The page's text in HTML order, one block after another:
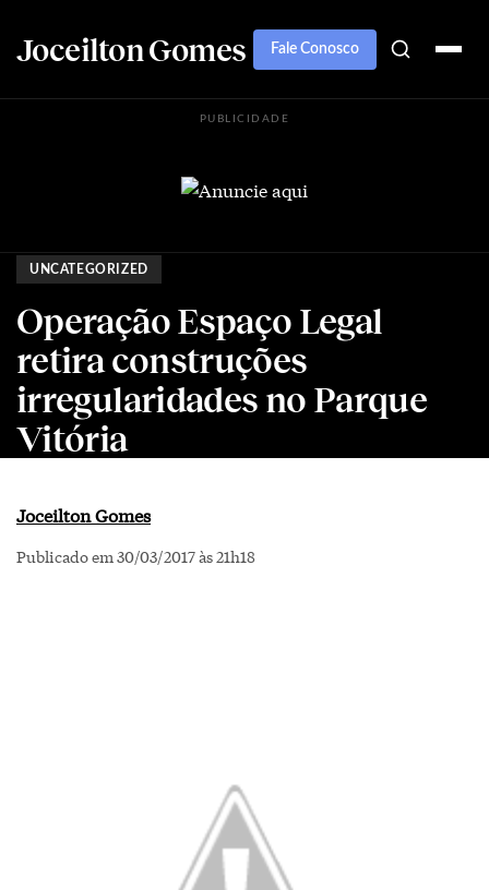
Joceilton Gomes Fale Conosco
PUBLICIDADE
UNCATEGORIZED
Operação Espaço Legal
retira construções
irregularidades no Parque
Vitória
Joceilton Gomes
Publicado em 30/03/2017 às 21h18